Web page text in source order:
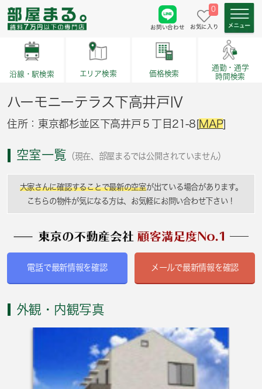
お問い合わせ
0
お気に入り
沿線・駅検索 エリア検索 価格検索
通勤・通学
時間検索
ハーモニーテラス下高井戸Ⅳ
住所：東京都杉並区下高井戸５丁目21-8[MAP]
空室一覧 （現在、部屋まるでは公開されていません）
大家さんに確認することで最新の空室が出ている場合があります。
こちらの物件が気になる方は、お気軽にお問い合わせ下さい！
電話で最新情報を確認 メールで最新情報を確認
外観・内観写真